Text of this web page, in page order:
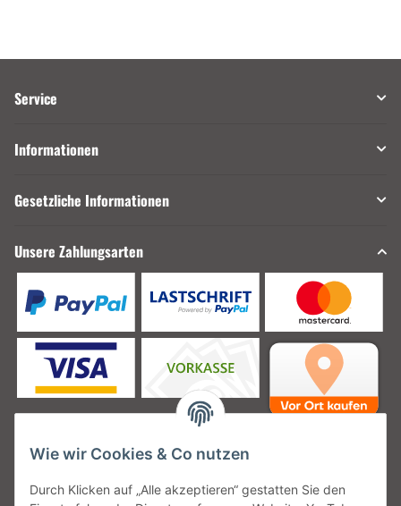
Service
Informationen
Gesetzliche Informationen
Unsere Zahlungsarten
Unsere Versanddienstleister
Wie wir Cookies & Co nutzen
Durch Klicken auf „Alle akzeptieren“ gestatten Sie den